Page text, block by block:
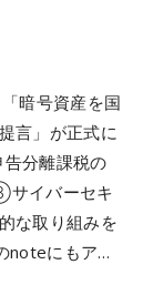
暗号資産を国
言」が正式に
分離課税の
イバーセキ
な取り組みを
noteにもア…